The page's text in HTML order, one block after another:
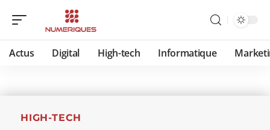
Actus Digital High-tech Informatique
HIGH-TECH